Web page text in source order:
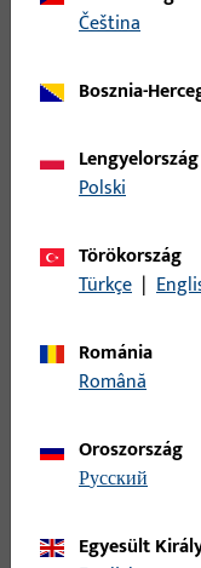
DL/
modell szám B 1796
DL/
čeština
Bosznia-
Lengyelország
Polski
Törökország
Türkçe |
Románia
Română
Oroszország
русский
Egyesült